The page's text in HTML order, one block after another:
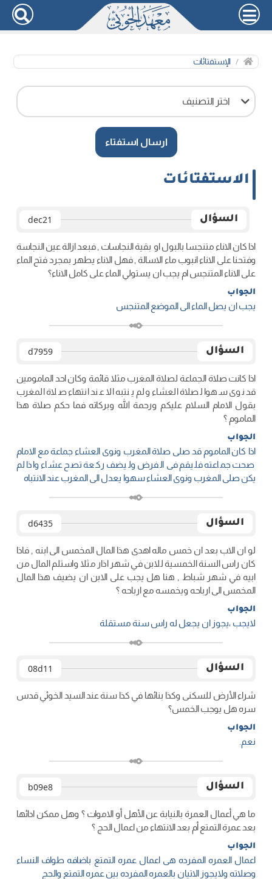
الإستفتائات
اختر التصنيف
ارسال استفتاء
الاستفتائات
السؤال dec21
اذا كان الاناء متنجسا بالبول او بقية النجاسات , فبعد ازالة عين النجاسة
وفتحنا على الاناء انبوب ماء الاسالة , فهل الاناء يطهر بمجرد فتح الماء
على الاناء المتنجس ام يجب ان يستولي الماء على كامل الاناء؟
الجواب
یجب ان یصل الماء الی الموضع المتنجس
السؤال d7959
اذا كانت صلاة الجماعة لصلاة المغرب مثلا قائمة وكان احد المامومين
قد نوى سهوا لصلاة العشاء ولم ينتبه الا عند انتهاء صلاة المغرب
بقول الامام السلام عليكم ورحمة الله وبركاته فما حكم صلاة هذا
الماموم ؟
الجواب
اذا کان الماموم قد صلی صلاة المغرب ونوی العشاء جماعة مع الامام
صحت جماعته فلیقم فی الفرض ولیضف رکعة تصح عشاء واذا لم
یکن صلی المغرب ونوی العشاء سهوا یعدل الی المغرب عند الانتباه
السؤال d6435
لو ان الاب بعد ان خمس ماله اهدى هذا المال المخمس الى ابنه , فاذا
كان راس السنة الخمسية للابن في شهر اذار مثلا واستلم المال من
ابيه في شهر شباط , هنا هل يجب على الابن ان يضيف هذا المال
المخمس الى ارباحه ويخمسه مع ارباحه ؟
الجواب
لایجب ،یجوز ان یجعل له راس سنة مستقلة
السؤال 08d11
شراء الأرض للسكنى وكذا بنائها في كذا سنة عند السيد الخوئي قدس
سره هل يوجب الخمس؟
الجواب
نعم.
السؤال b09e8
ما هي أعمال العمرة بالنيابة عن الأهل أو الاموات ؟ وهل ممكن ادائها
بعد عمرة التمتع أم بعد الانتهاء من اعمال الحج ؟
الجواب
اعمال العمره المفرده هی اعمال عمره التمتع باضافه طواف النساء
وصلاته ولایجوز الاتیان بالعمره المفرده بین عمره التمتع والحج